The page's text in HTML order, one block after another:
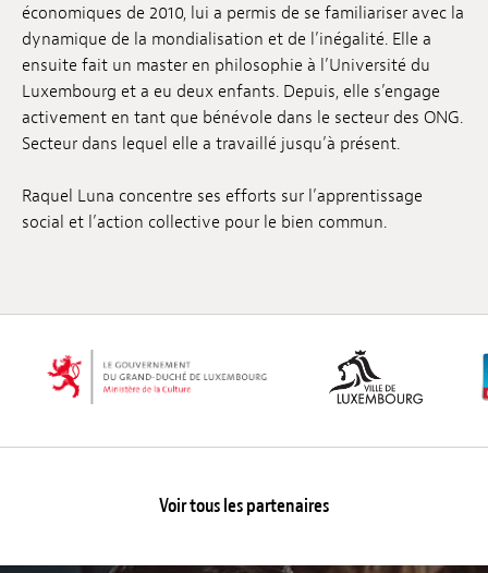
économiques de 2010, lui a permis de se familiariser avec la
dynamique de la mondialisation et de l’inégalité. Elle a
ensuite fait un master en philosophie à l’Université du
Luxembourg et a eu deux enfants. Depuis, elle s’engage
activement en tant que bénévole dans le secteur des ONG.
Secteur dans lequel elle a travaillé jusqu’à présent.
Raquel Luna concentre ses efforts sur l’apprentissage
social et l’action collective pour le bien commun.
Voir tous les partenaires